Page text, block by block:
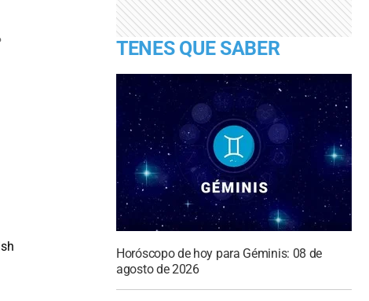
TENES QUE SABER
Horóscopo de hoy para Géminis: 08 de
agosto de 2026